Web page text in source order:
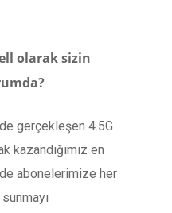
olarak sizin
gerçekleşen 4.5G
kazandığımız en
abonelerimize her